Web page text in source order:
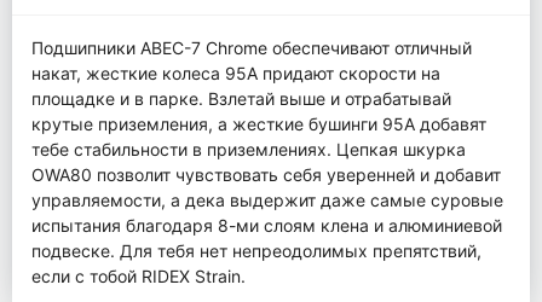
Подшипники ABEC-7 Chrome обеспечивают отличный
накат, жесткие колеса 95A придают скорости на
площадке и в парке. Взлетай выше и отрабатывай
крутые приземления, а жесткие бушинги 95А добавят
тебе стабильности в приземлениях. Цепкая шкурка
OWA80 позволит чувствовать себя уверенней и добавит
управляемости, а дека выдержит даже самые суровые
испытания благодаря 8-ми слоям клена и алюминиевой
подвеске. Для тебя нет непреодолимых препятствий,
если c тобой RIDEX Strain.